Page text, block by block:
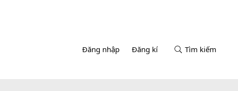
Đăng nhập Đăng kí Tìm kiếm